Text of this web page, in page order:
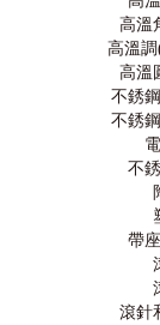
高溫
高溫
高溫
不銹
不銹
不
帶
滾針